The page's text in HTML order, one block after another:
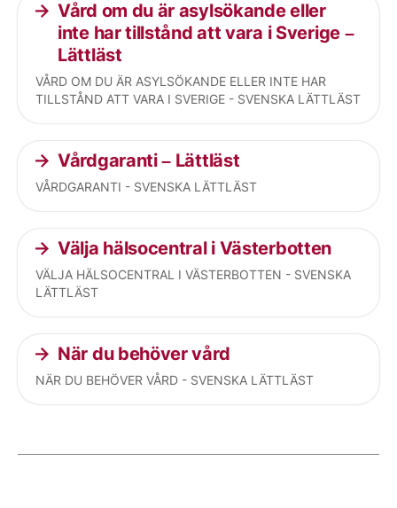
Vård om du är asylsökande eller
inte har tillstånd att vara i Sverige –
Lättläst
VÅRD OM DU ÄR ASYLSÖKANDE ELLER INTE HAR
TILLSTÅND ATT VARA I SVERIGE - SVENSKA LÄTTLÄST
Vårdgaranti – Lättläst
VÅRDGARANTI - SVENSKA LÄTTLÄST
Välja hälsocentral i Västerbotten
VÄLJA HÄLSOCENTRAL I VÄSTERBOTTEN - SVENSKA
LÄTTLÄST
När du behöver vård
NÄR DU BEHÖVER VÅRD - SVENSKA LÄTTLÄST